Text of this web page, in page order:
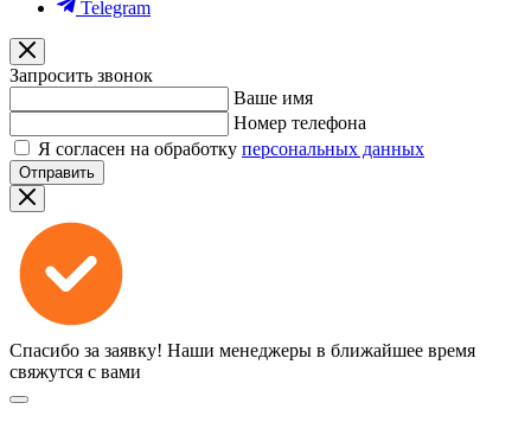
Telegram
Запросить звонок
Ваше имя
Номер телефона
Я согласен на обработку персональных данных
Отправить
Спасибо за заявку! Наши менеджеры в ближайшее время
свяжутся с вами